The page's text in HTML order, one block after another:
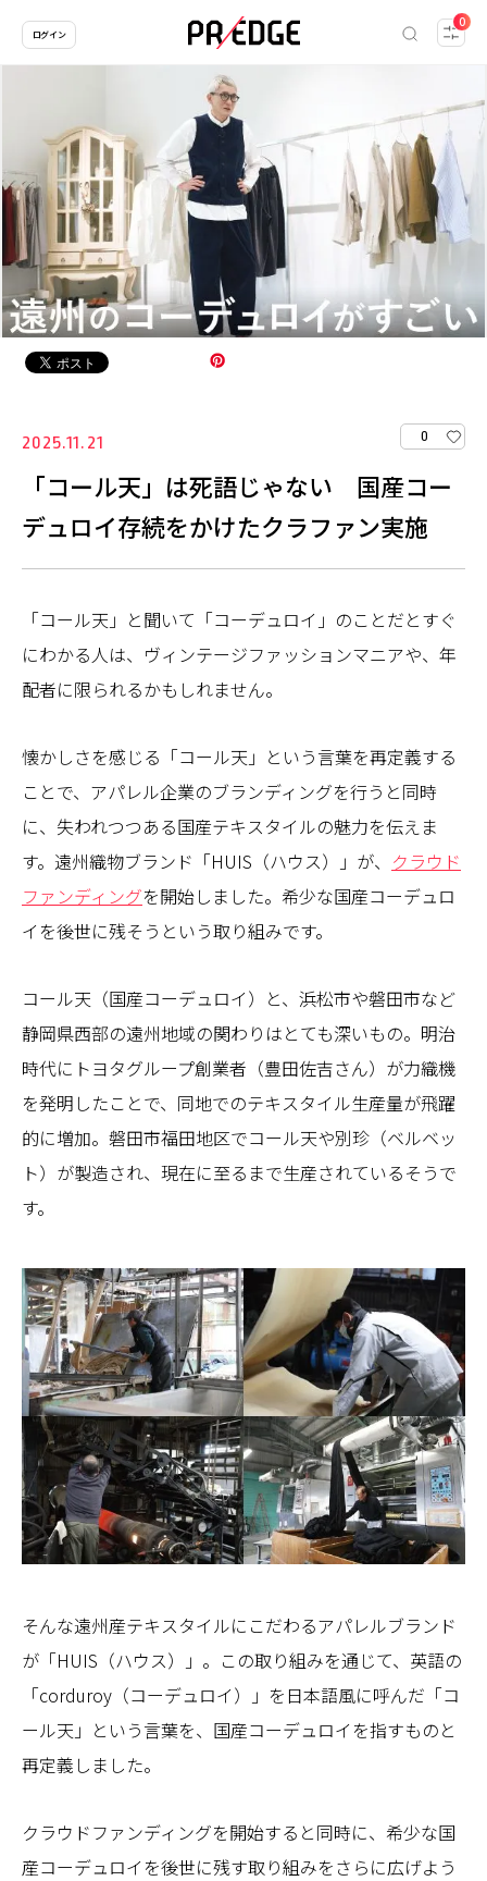
0
ログイン
2025.11.21 0
「コール天」は死語じゃない 国産コー
デュロイ存続をかけたクラファン実施
「コール天」と聞いて「コーデュロイ」のことだとすぐ
にわかる人は、ヴィンテージファッションマニアや、年
配者に限られるかもしれません。
懐かしさを感じる「コール天」という言葉を再定義する
ことで、アパレル企業のブランディングを行うと同時
に、失われつつある国産テキスタイルの魅力を伝えま
す。遠州織物ブランド「HUIS（ハウス）」が、 クラウド
ファンディングを開始しました。希少な国産コーデュロ
イを後世に残そうという取り組みです。
コール天（国産コーデュロイ）と、浜松市や磐田市など
静岡県西部の遠州地域の関わりはとても深いもの。明治
時代にトヨタグループ創業者（豊田佐吉さん）が力織機
を発明したことで、同地でのテキスタイル生産量が飛躍
的に増加。磐田市福田地区でコール天や別珍（ベルベッ
ト）が製造され、現在に至るまで生産されているそうで
す。
そんな遠州産テキスタイルにこだわるアパレルブランド
が「HUIS（ハウス）」。この取り組みを通じて、英語の
「corduroy（コーデュロイ）」を日本語風に呼んだ「コ
ール天」という言葉を、国産コーデュロイを指すものと
再定義しました。
クラウドファンディングを開始すると同時に、希少な国
産コーデュロイを後世に残す取り組みをさらに広げよう